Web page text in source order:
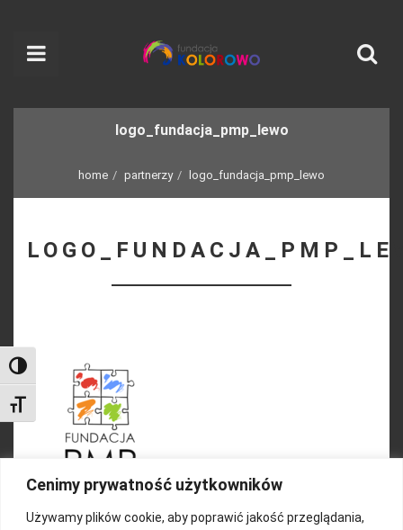
Cenimy prywatność użytkowników
Używamy plików cookie, aby poprawić jakość przeglądania,
Toggle High Contrast
Toggle Font size
logo_fundacja_pmp_lewo
home partnerzy logo_fundacja_pmp_lewo